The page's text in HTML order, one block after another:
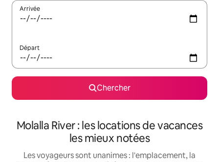
Arrivée
Départ
Chercher
Molalla River : les locations de vacances
les mieux notées
Les voyageurs sont unanimes : l'emplacement, la